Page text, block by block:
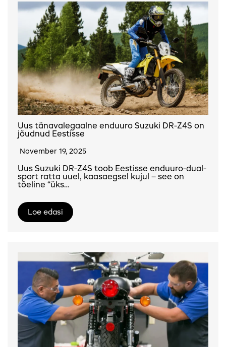
Uus tänavalegaalne enduuro Suzuki DR-Z4S on
jõudnud Eestisse
November 19, 2025
Uus Suzuki DR-Z4S toob Eestisse enduuro-dual-
sport ratta uuel, kaasaegsel kujul – see on
tõeline “üks…
Loe edasi